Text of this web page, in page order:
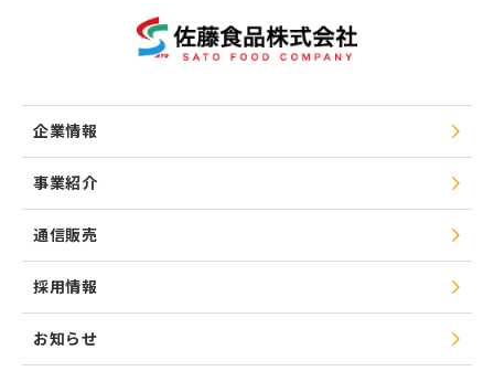
企業情報
事業紹介
通信販売
採用情報
お知らせ